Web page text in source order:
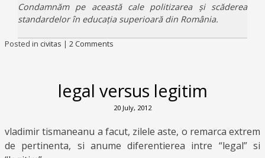
Condamnăm pe această cale politizarea și scăderea
standardelor în educația superioară din România.
Posted in civitas | 2 Comments
legal versus legitim
20 July, 2012
vladimir tismaneanu a facut, zilele aste, o remarca extrem
de pertinenta, si anume diferentierea intre “legal” si